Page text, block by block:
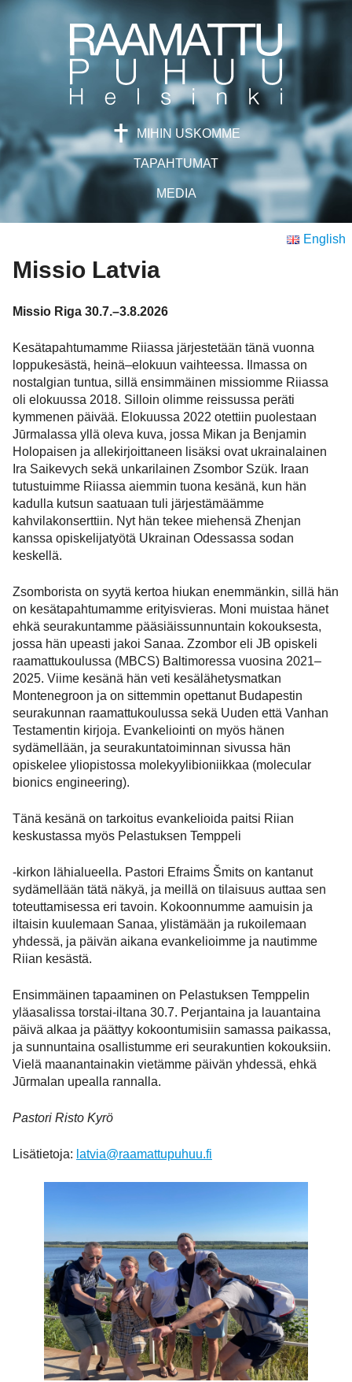
MIHIN USKOMME
TAPAHTUMAT
MEDIA
English
Missio Latvia
Missio Riga 30.7.–3.8.2026
Kesätapahtumamme Riiassa järjestetään tänä vuonna
loppukesästä, heinä–elokuun vaihteessa. Ilmassa on
nostalgian tuntua, sillä ensimmäinen missiomme Riiassa
oli elokuussa 2018. Silloin olimme reissussa peräti
kymmenen päivää. Elokuussa 2022 otettiin puolestaan
Jūrmalassa yllä oleva kuva, jossa Mikan ja Benjamin
Holopaisen ja allekirjoittaneen lisäksi ovat ukrainalainen
Ira Saikevych sekä unkarilainen Zsombor Szük. Iraan
tutustuimme Riiassa aiemmin tuona kesänä, kun hän
kadulla kutsun saatuaan tuli järjestämäämme
kahvilakonserttiin. Nyt hän tekee miehensä Zhenjan
kanssa opiskelijatyötä Ukrainan Odessassa sodan
keskellä.
Zsomborista on syytä kertoa hiukan enemmänkin, sillä hän
on kesätapahtumamme erityisvieras. Moni muistaa hänet
ehkä seurakuntamme pääsiäissunnuntain kokouksesta,
jossa hän upeasti jakoi Sanaa. Zzombor eli JB opiskeli
raamattukoulussa (MBCS) Baltimoressa vuosina 2021–
2025. Viime kesänä hän veti kesälähetysmatkan
Montenegroon ja on sittemmin opettanut Budapestin
seurakunnan raamattukoulussa sekä Uuden että Vanhan
Testamentin kirjoja. Evankeliointi on myös hänen
sydämellään, ja seurakuntatoiminnan sivussa hän
opiskelee yliopistossa molekyylibioniikkaa (molecular
bionics engineering).
Tänä kesänä on tarkoitus evankelioida paitsi Riian
keskustassa myös Pelastuksen Temppeli
-kirkon lähialueella. Pastori Efraims Šmits on kantanut
sydämellään tätä näkyä, ja meillä on tilaisuus auttaa sen
toteuttamisessa eri tavoin. Kokoonnumme aamuisin ja
iltaisin kuulemaan Sanaa, ylistämään ja rukoilemaan
yhdessä, ja päivän aikana evankelioimme ja nautimme
Riian kesästä.
Ensimmäinen tapaaminen on Pelastuksen Temppelin
yläasalissa torstai-iltana 30.7. Perjantaina ja lauantaina
päivä alkaa ja päättyy kokoontumisiin samassa paikassa,
ja sunnuntaina osallistumme eri seurakuntien kokouksiin.
Vielä maanantainakin vietämme päivän yhdessä, ehkä
Jūrmalan upealla rannalla.
Pastori Risto Kyrö
Lisätietoja: latvia@raamattupuhuu.fi